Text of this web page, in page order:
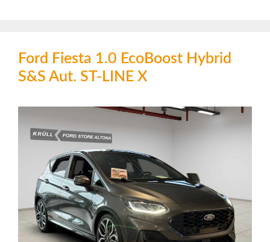
Ford Fiesta 1.0 EcoBoost Hybrid
S&S Aut. ST-LINE X